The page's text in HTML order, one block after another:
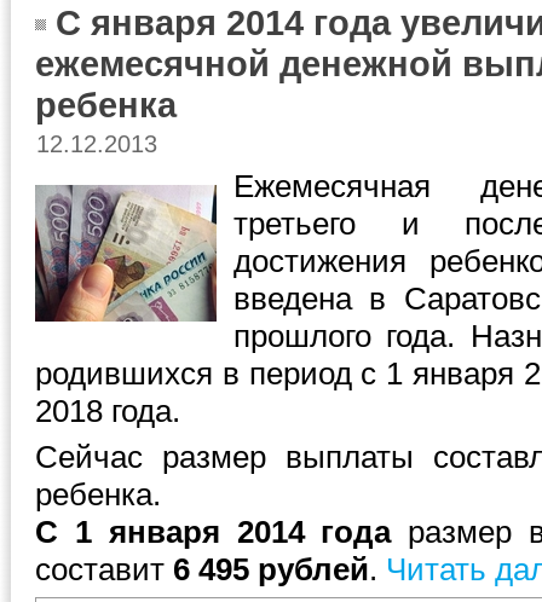
С января 2014 года
ежемесячной денежной
ребенка
12.12.2013
Ежемесячная
третьего и
достижения
введена в
прошлого года.
родившихся в период с 1 января
2018 года.
Сейчас размер выплаты
ребенка.
С 1 января 2014 годаразмер
составит 6 495 рублей. Читать